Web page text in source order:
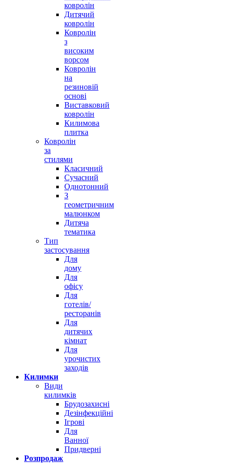
ковролін
Дитячий
ковролін
Ковролін
з
високим
ворсом
Ковролін
на
резиновій
основі
Виставковий
ковролін
Килимова
плитка
Ковролін
за
стилями
Класичний
Сучасний
Однотонний
З
геометричним
малюнком
Дитяча
тематика
Тип
застосування
Для
дому
Для
офісу
Для
готелів/
ресторанів
Для
дитячих
кімнат
Для
урочистих
заходів
Килимки
Види
килимків
Брудозахисні
Дезінфекційні
Ігрові
Для
Ванної
Придверні
Розпродаж